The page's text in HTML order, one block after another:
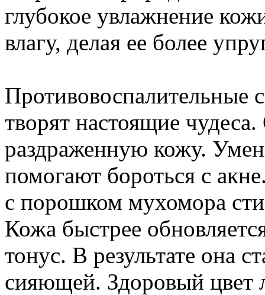
глубокое увлажнение
влагу, делая ее более
Противовоспалительные
творят настоящие
раздраженную кожу.
помогают бороться с
с порошком мухомора
Кожа быстрее
тонус. В результате она
сияющей. Здоровый цвет